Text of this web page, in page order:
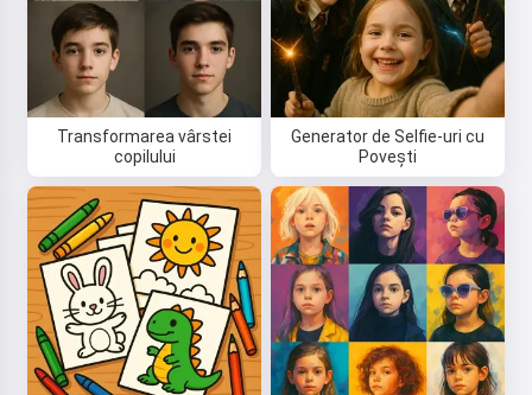
Transformarea vârstei
copilului
Generator de Selfie-uri cu
Povești
Salut! Eu sunt Storiko 👋
Spun povești magice de seară